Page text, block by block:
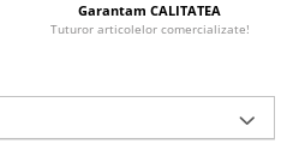
Garantam CALITATEA
Tuturor articolelor comercializate!